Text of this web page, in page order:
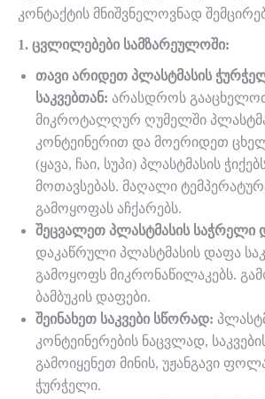
კონტაქტის მნიშვნელოვნად
1. ცვლილებები სამზარეულოში:
თავი არიდეთ პლასტმასის
საკვებთან: არასდროს
მიკროტალღურ ღუმელში
კონტეინერით და მოერიდეთ
(ყავა, ჩაი, სუპი) პლასტმასის
მოთავსებას. მაღალი
გამოყოფას აჩქარებს.
შეცვალეთ პლასტმასის საჭრელი
დაკაწრული პლასტმასის დაფა
გამოყოფს მიკრონაწილაკებს.
ბამბუკის დაფები.
შეინახეთ საკვები სწორად:
კონტეინერების ნაცვლად,
გამოიყენეთ მინის, უჟანგავი
ჭურჭელი.